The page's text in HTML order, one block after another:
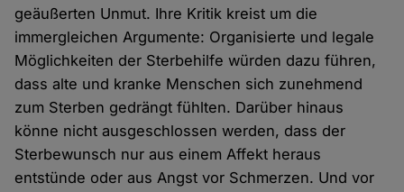
geäußerten Unmut. Ihre Kritik kreist um die
immergleichen Argumente: Organisierte und legale
Möglichkeiten der Sterbehilfe würden dazu führen,
dass alte und kranke Menschen sich zunehmend
zum Sterben gedrängt fühlten. Darüber hinaus
könne nicht ausgeschlossen werden, dass der
Sterbewunsch nur aus einem Affekt heraus
entstünde oder aus Angst vor Schmerzen. Und vor